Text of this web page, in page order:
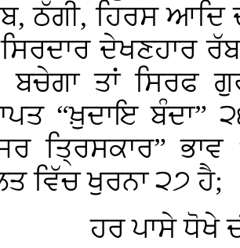
ਠੱਗੀ, ਹਿਰਸ ਆਦਿ
ਦੇਖਣਹਾਰ
ਬਚੇਗਾ ਤਾਂ ਸਿਰਫ
“ਖ਼ੁਦਾਇ ਬੰਦਾ”
ਤ੍ਰਿਸਕਾਰ”
ਵਿੱਚ ਖੁਰਨਾ ੨੭ ਹੈ;
ਹਰ ਪਾਸੇ ਧੋਖੇ